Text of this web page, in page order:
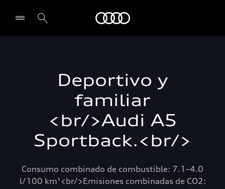
Deportivo y
familiar
<br/>Audi A5
Sportback.<br/>
Consumo combinado de combustible: 7.1–4.0
l/100 km¹<br/>Emisiones combinadas de CO2: